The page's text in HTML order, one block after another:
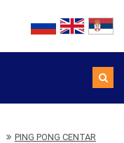
PING PONG CENTAR